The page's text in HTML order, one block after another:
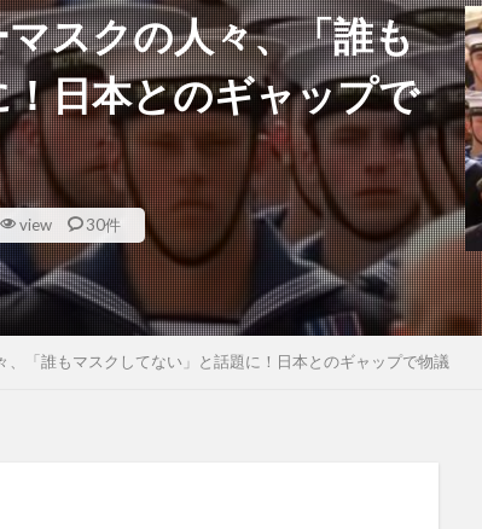
スクの人々、「誰も
日本とのギャップで
view 30件
、「誰もマスクしてない」と話題に！日本とのギャップで物議